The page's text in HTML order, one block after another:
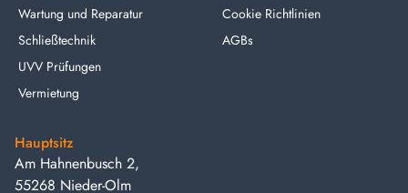
Wartung und Reparatur
Schließtechnik
UVV Prüfungen
Vermietung
Cookie Richtlinien
AGBs
Hauptsitz
Am Hahnenbusch 2,
55268 Nieder-Olm